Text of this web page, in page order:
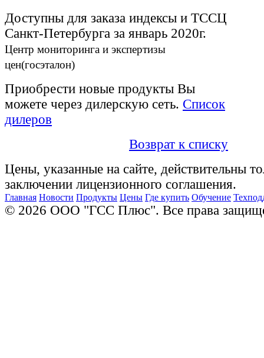
Доступны для заказа индексы и ТССЦ
Санкт-Петербурга за январь 2020г.
Центр мониторинга и экспертизы
цен(госэталон)
Приобрести новые продукты Вы
можете через дилерскую сеть. Список
дилеров
Возврат к списку
Цены, указанные на сайте, действительны
заключении лицензионного соглашения.
Главная Новости Продукты Цены Где купить Обучение
© 2026 ООО "ГСС Плюс". Все права